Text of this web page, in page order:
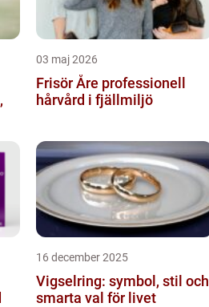
03 maj 2026
Frisör Åre professionell
hårvård i fjällmiljö
16 december 2025
Vigselring: symbol, stil och
smarta val för livet